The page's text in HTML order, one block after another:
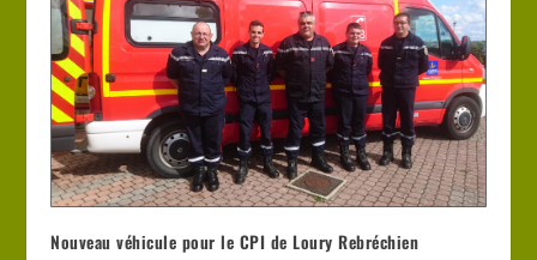
Nouveau véhicule pour le CPI de Loury Rebréchien